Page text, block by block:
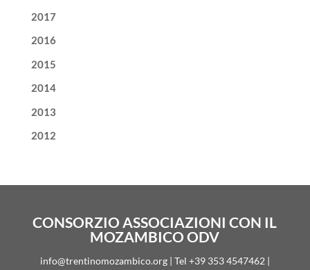
2017
2016
2015
2014
2013
2012
CONSORZIO ASSOCIAZIONI CON IL
MOZAMBICO ODV
info@trentinomozambico.org | Tel +39 353 4547462 |